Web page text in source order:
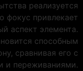
реализуется
фокус привлекает
аспект элемента.
способным
сравнивая его с
и переживаниями.